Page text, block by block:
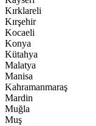
Kırklareli
Kırşehir
Kocaeli
Konya
Kütahya
Malatya
Manisa
Kahramanmaraş
Mardin
Muğla
Muş